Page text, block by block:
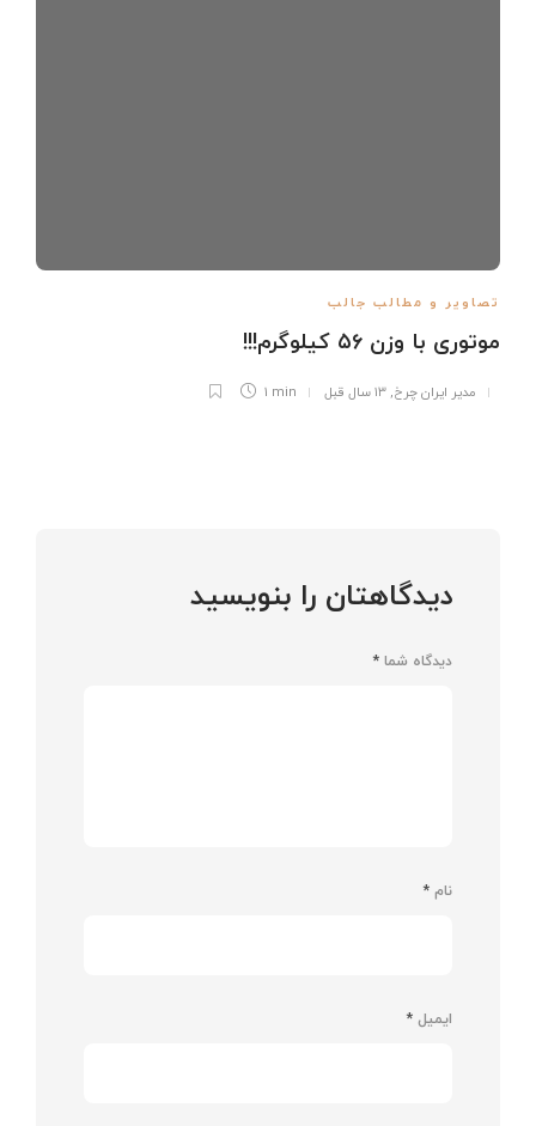
تصاویر و مطالب جالب
موتوری با وزن ۵۶ کیلوگرم!!!
مدیر ایران چرخ, ۱۳ سال قبل 1 min
دیدگاهتان را بنویسید
دیدگاه شما *
نام *
ایمیل *